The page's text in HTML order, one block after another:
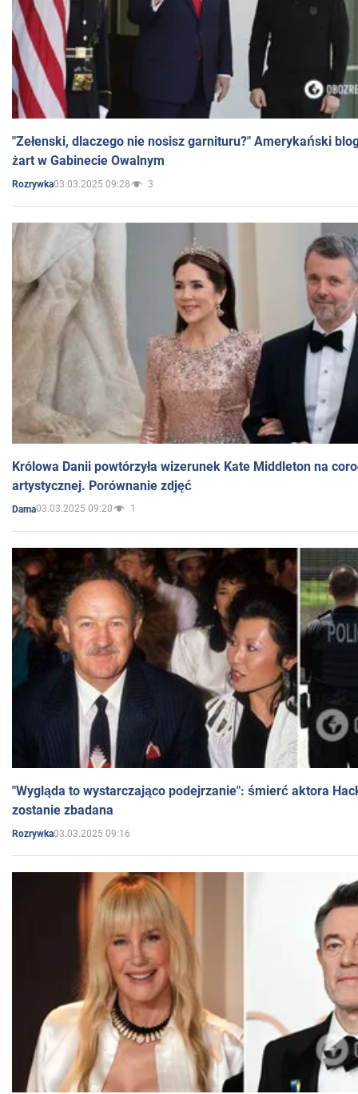
"Zełenski, dlaczego nie nosisz garnituru?" Amerykański
żart w Gabinecie Owalnym
Rozrywka03.03.2025 09:28 3
Królowa Danii powtórzyła wizerunek Kate Middleton na
artystycznej. Porównanie zdjęć
Dama03.03.2025 09:20 1
"Wygląda to wystarczająco podejrzanie": śmierć aktora
zostanie zbadana
Rozrywka03.03.2025 09:16